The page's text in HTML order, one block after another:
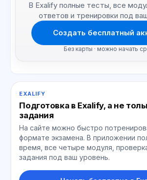
В Exalify полные тесты, все
ответов и тренировки под
Создать бесплатный
Без карты · можно начать
EXALIFY
Подготовка в Exalify, а не
задания
На сайте можно быстро
формате экзамена. В приложении
время, все четыре модуля,
задания под ваш уровень.